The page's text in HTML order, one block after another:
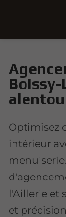
Boissy-
Optimisez
intérieur
l'Aillerie et
et